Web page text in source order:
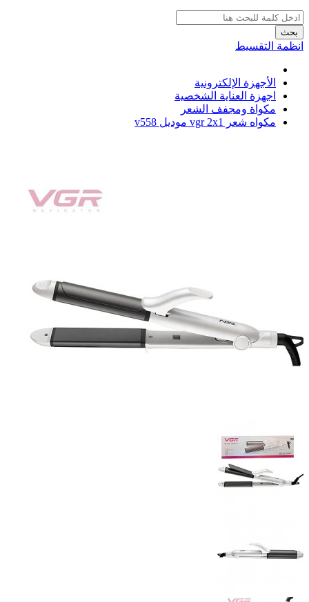
بحث
انظمة التقسيط
الأجهزة الإلكترونية
اجهزة العناية الشخصية
مكواة ومجفف الشعر
مكواه شعر vgr 2x1 موديل v558